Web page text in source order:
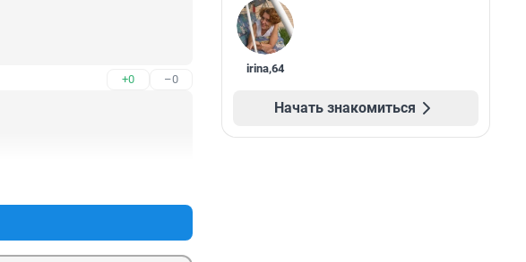
+0 –0
irina,64
Начать знакомиться